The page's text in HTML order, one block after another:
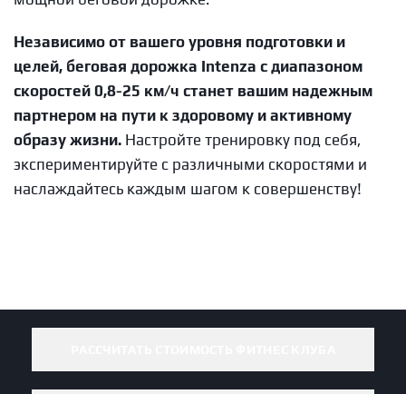
Независимо от вашего уровня подготовки и
целей, беговая дорожка Intenza с диапазоном
скоростей 0,8-25 км/ч станет вашим надежным
партнером на пути к здоровому и активному
образу жизни. Настройте тренировку под себя,
экспериментируйте с различными скоростями и
наслаждайтесь каждым шагом к совершенству!